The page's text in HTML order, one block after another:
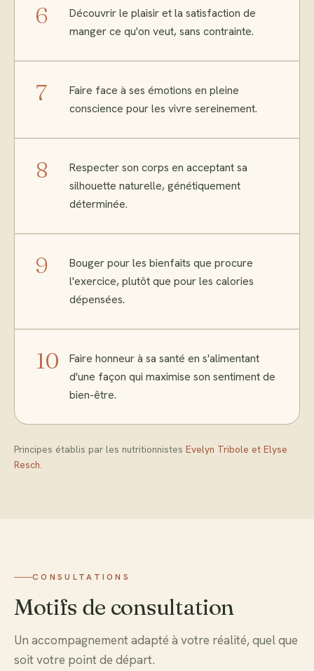
6
Découvrir le plaisir et la satisfaction de
manger ce qu'on veut, sans contrainte.
7
Faire face à ses émotions en pleine
conscience pour les vivre sereinement.
8
Respecter son corps en acceptant sa
silhouette naturelle, génétiquement
déterminée.
9
Bouger pour les bienfaits que procure
l'exercice, plutôt que pour les calories
dépensées.
10
Faire honneur à sa santé en s'alimentant
d'une façon qui maximise son sentiment de
bien-être.
Principes établis par les nutritionnistes Evelyn Tribole et Elyse
Resch
CONSULTATIONS
Motifs de consultation
Un accompagnement adapté à votre réalité, quel que
soit votre point de départ.